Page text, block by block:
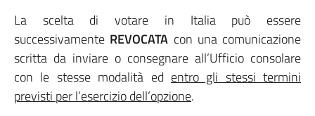
La scelta di votare in Italia può essere
successivamente REVOCATA con una comunicazione
scritta da inviare o consegnare all’Ufficio consolare
con le stesse modalità ed entro gli stessi termini
previsti per l’esercizio dell’opzione.